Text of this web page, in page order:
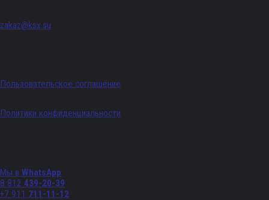
zakaz@ksx.su
Пользовательское соглашение
Политики конфиденциальности
Мы в WhatsApp
8 812 439-20-39
+7 911 711-11-12